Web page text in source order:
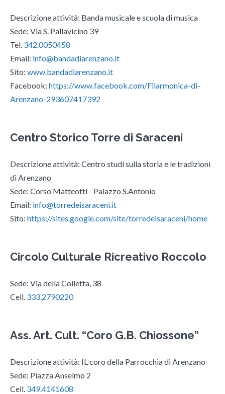
Descrizione attività: Banda musicale e scuola di musica
Sede: Via S. Pallavicino 39
Tel. 342.0050458
Email: info@bandadiarenzano.it
Sito: www.bandadiarenzano.it
Facebook: https://www.facebook.com/Filarmonica-di-
Arenzano-293607417392
Centro Storico Torre di Saraceni
Descrizione attività: Centro studi sulla storia e le tradizioni
di Arenzano
Sede: Corso Matteotti - Palazzo S.Antonio
Email: info@torredeisaraceni.it
Sito: https://sites.google.com/site/torredeisaraceni/home
Circolo Culturale Ricreativo Roccolo
Sede: Via della Colletta, 38
Cell. 333.2790220
Ass. Art. Cult. “Coro G.B. Chiossone”
Descrizione attività: IL coro della Parrocchia di Arenzano
Sede: Piazza Anselmo 2
Cell. 349.4141608